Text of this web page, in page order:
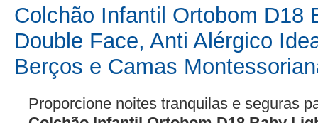
Colchão Infantil Ortobom D18
Double Face, Anti Alérgico
Berços e Camas
Proporcione noites tranquilas e seguras